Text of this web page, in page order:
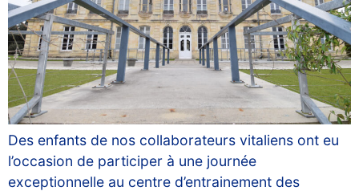
Des enfants de nos collaborateurs vitaliens ont eu
l’occasion de participer à une journée
exceptionnelle au centre d’entrainement des